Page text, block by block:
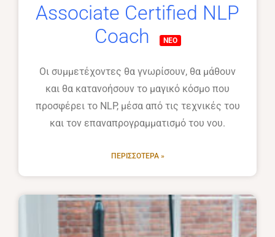
Associate Certified NLP
Coach
Οι συμμετέχοντες θα γνωρίσουν, θα μάθουν
και θα κατανοήσουν το μαγικό κόσμο που
προσφέρει το NLP, μέσα από τις τεχνικές του
και τον επαναπρογραμματισμό του νου.
ΠΕΡΙΣΣΌΤΕΡΑ »